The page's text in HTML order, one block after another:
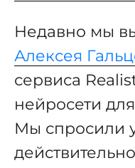
Недавно мы
Алексея
сервиса
нейросети
Мы спросили